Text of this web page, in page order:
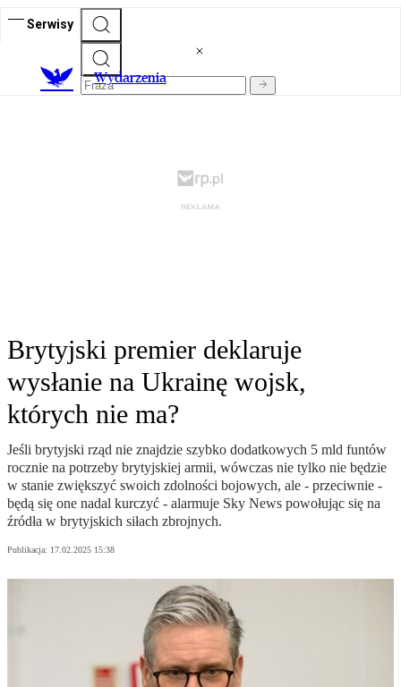
Serwisy
Wydarzenia
Brytyjski premier deklaruje
wysłanie na Ukrainę wojsk,
których nie ma?
Jeśli brytyjski rząd nie znajdzie szybko dodatkowych 5 mld funtów
rocznie na potrzeby brytyjskiej armii, wówczas nie tylko nie będzie
w stanie zwiększyć swoich zdolności bojowych, ale - przeciwnie -
będą się one nadal kurczyć - alarmuje Sky News powołując się na
źródła w brytyjskich siłach zbrojnych.
Publikacja: 17.02.2025 15:38